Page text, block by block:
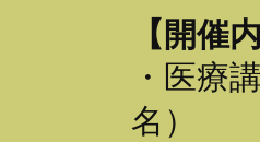
【開催
・医療
名）